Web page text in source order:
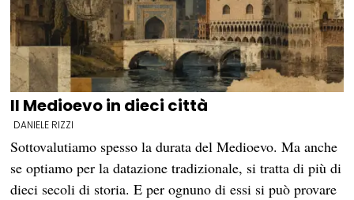
Il Medioevo in dieci città
DANIELE RIZZI
Sottovalutiamo spesso la durata del Medioevo. Ma anche
se optiamo per la datazione tradizionale, si tratta di più di
dieci secoli di storia. E per ognuno di essi si può provare